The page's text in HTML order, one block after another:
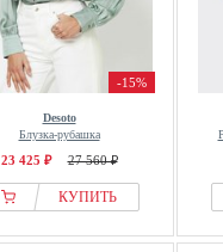
-15%
Desoto
Блузка-рубашка
23 425 ₽ 27 560 ₽
КУПИТЬ